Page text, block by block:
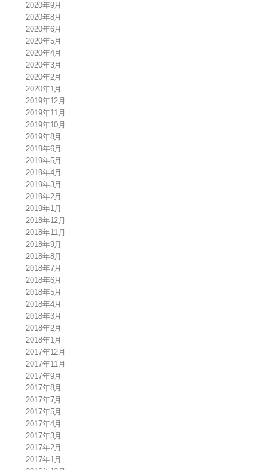
2020年9月
2020年8月
2020年6月
2020年5月
2020年4月
2020年3月
2020年2月
2020年1月
2019年12月
2019年11月
2019年10月
2019年8月
2019年6月
2019年5月
2019年4月
2019年3月
2019年2月
2019年1月
2018年12月
2018年11月
2018年9月
2018年8月
2018年7月
2018年6月
2018年5月
2018年4月
2018年3月
2018年2月
2018年1月
2017年12月
2017年11月
2017年9月
2017年8月
2017年7月
2017年5月
2017年4月
2017年3月
2017年2月
2017年1月